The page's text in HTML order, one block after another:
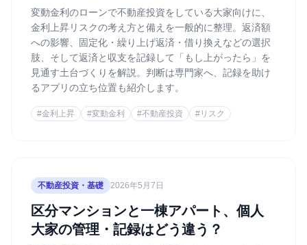
変動金利のローンで不動産投資をしている大家向けに、
金利上昇リスクの考え方と備えを一般的に整理。返済額
への影響、固定化・繰り上げ返済・借り換えなどの選択
肢、そして返済と収支を記録して「もし上がったら」を
見通す土台づくりを解説。判断は専門家へ、記録を助け
るアプリの立ち位置も紹介します。
#金利上昇 #変動金利 #不動産投資 # リスク
不動産投資・基礎 2026年5月7日
区分マンションと一棟アパート、個人
大家の管理・記録はどう違う？